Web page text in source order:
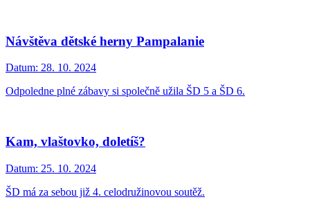
Návštěva dětské herny Pampalanie
Datum: 28. 10. 2024
Odpoledne plné zábavy si společně užila ŠD 5 a ŠD 6.
Kam, vlaštovko, doletíš?
Datum: 25. 10. 2024
ŠD má za sebou již 4. celodružinovou soutěž.